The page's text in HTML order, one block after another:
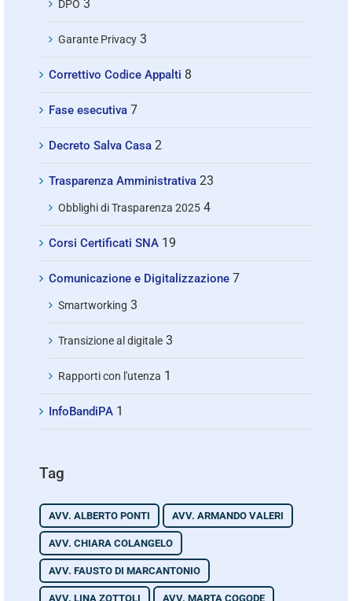
DPO 3
Garante Privacy 3
Correttivo Codice Appalti 8
Fase esecutiva 7
Decreto Salva Casa 2
Trasparenza Amministrativa 23
Obblighi di Trasparenza 2025 4
Corsi Certificati SNA 19
Comunicazione e Digitalizzazione 7
Smartworking 3
Transizione al digitale 3
Rapporti con l'utenza 1
InfoBandiPA 1
Tag
AVV. ALBERTO PONTI AVV. ARMANDO VALERI
AVV. CHIARA COLANGELO
AVV. FAUSTO DI MARCANTONIO
AVV. LINA ZOTTOLI AVV. MARTA COGODE